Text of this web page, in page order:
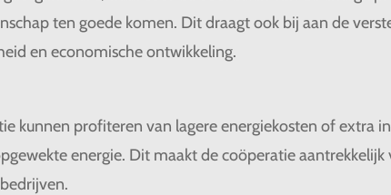
ten goede komen. Dit draagt ook bij aan de
en economische ontwikkeling.
kunnen profiteren van lagere energiekosten of extra
energie. Dit maakt de coöperatie aantrekkelijk